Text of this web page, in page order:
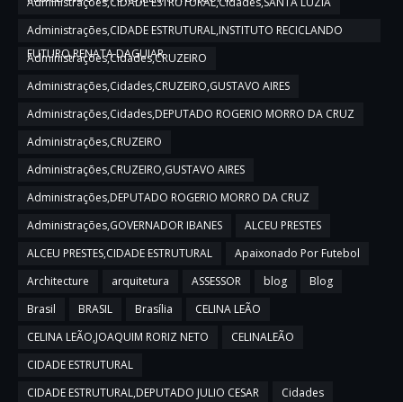
Administrações,CIDADE ESTRUTURAL,INSTITUTO RECICLANDO
FUTURO,RENATA DAGUIAR
Administrações,Cidades,CRUZEIRO
Administrações,Cidades,CRUZEIRO,GUSTAVO AIRES
Administrações,Cidades,DEPUTADO ROGERIO MORRO DA CRUZ
Administrações,CRUZEIRO
Administrações,CRUZEIRO,GUSTAVO AIRES
Administrações,DEPUTADO ROGERIO MORRO DA CRUZ
Administrações,GOVERNADOR IBANES
ALCEU PRESTES
ALCEU PRESTES,CIDADE ESTRUTURAL
Apaixonado Por Futebol
Architecture
arquitetura ASSESSOR blog
Blog
Brasil
BRASIL Brasília
CELINA LEÃO
CELINA LEÃO,JOAQUIM RORIZ NETO
CELINALEÃO
CIDADE ESTRUTURAL
CIDADE ESTRUTURAL,DEPUTADO JULIO CESAR
Cidades